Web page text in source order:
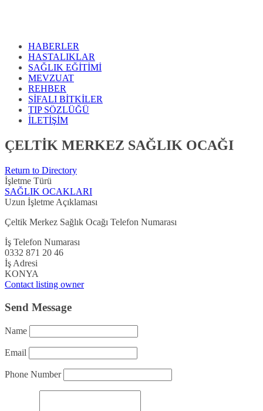
HABERLER
HASTALIKLAR
SAĞLIK EĞİTİMİ
MEVZUAT
REHBER
SİFALI BİTKİLER
TIP SÖZLÜĞÜ
İLETİŞİM
ÇELTİK MERKEZ SAĞLIK OCAĞI
Return to Directory
İşletme Türü
SAĞLIK OCAKLARI
Uzun İşletme Açıklaması
Çeltik Merkez Sağlık Ocağı Telefon Numarası
İş Telefon Numarası
0332 871 20 46
İş Adresi
KONYA
Contact listing owner
Send Message
Name
Email
Phone Number